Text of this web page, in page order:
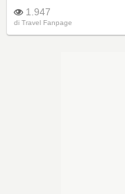
1.947
di Travel Fanpage